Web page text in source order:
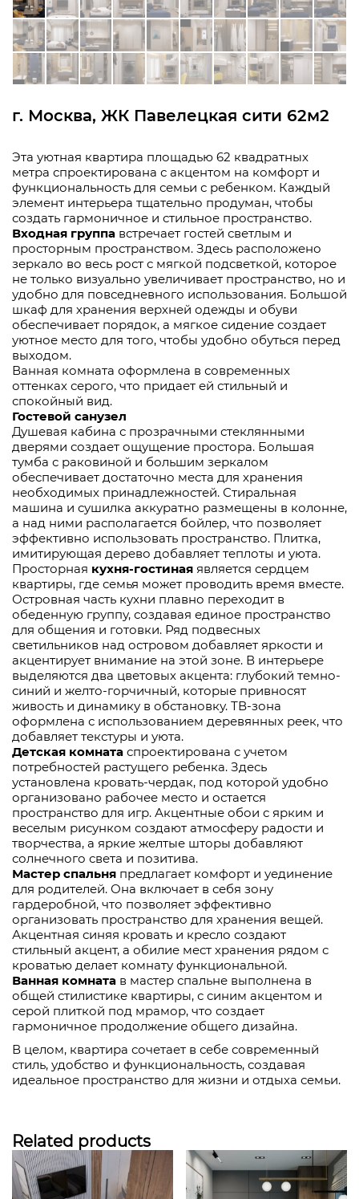
г. Москва, ЖК Павелецкая сити 62м2
Эта уютная квартира площадью 62 квадратных
метра спроектирована с акцентом на комфорт и
функциональность для семьи с ребенком. Каждый
элемент интерьера тщательно продуман, чтобы
создать гармоничное и стильное пространство.
Входная группа встречает гостей светлым и
просторным пространством. Здесь расположено
зеркало во весь рост с мягкой подсветкой, которое
не только визуально увеличивает пространство, но и
удобно для повседневного использования. Большой
шкаф для хранения верхней одежды и обуви
обеспечивает порядок, а мягкое сидение создает
уютное место для того, чтобы удобно обуться перед
выходом.
Ванная комната оформлена в современных
оттенках серого, что придает ей стильный и
спокойный вид.
Гостевой санузел
Душевая кабина с прозрачными стеклянными
дверями создает ощущение простора. Большая
тумба с раковиной и большим зеркалом
обеспечивает достаточно места для хранения
необходимых принадлежностей. Стиральная
машина и сушилка аккуратно размещены в колонне,
а над ними располагается бойлер, что позволяет
эффективно использовать пространство. Плитка,
имитирующая дерево добавляет теплоты и уюта.
Просторная кухня-гостиная является сердцем
квартиры, где семья может проводить время вместе.
Островная часть кухни плавно переходит в
обеденную группу, создавая единое пространство
для общения и готовки. Ряд подвесных
светильников над островом добавляет яркости и
акцентирует внимание на этой зоне. В интерьере
выделяются два цветовых акцента: глубокий темно-
синий и желто-горчичный, которые привносят
живость и динамику в обстановку. ТВ-зона
оформлена с использованием деревянных реек, что
добавляет текстуры и уюта.
Детская комната спроектирована с учетом
потребностей растущего ребенка. Здесь
установлена кровать-чердак, под которой удобно
организовано рабочее место и остается
пространство для игр. Акцентные обои с ярким и
веселым рисунком создают атмосферу радости и
творчества, а яркие желтые шторы добавляют
солнечного света и позитива.
Мастер спальня предлагает комфорт и уединение
для родителей. Она включает в себя зону
гардеробной, что позволяет эффективно
организовать пространство для хранения вещей.
Акцентная синяя кровать и кресло создают
стильный акцент, а обилие мест хранения рядом с
кроватью делает комнату функциональной.
Ванная комната в мастер спальне выполнена в
общей стилистике квартиры, с синим акцентом и
серой плиткой под мрамор, что создает
гармоничное продолжение общего дизайна.
В целом, квартира сочетает в себе современный
стиль, удобство и функциональность, создавая
идеальное пространство для жизни и отдыха семьи.
Related products